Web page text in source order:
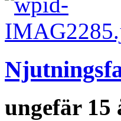
ungefär 15